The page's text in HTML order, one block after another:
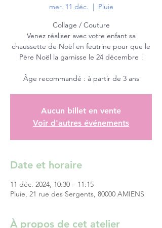
mer. 11 déc.
  |
Pluie
Collage / Couture
Venez réaliser avec votre enfant sa
chaussette de Noël en feutrine pour que le
Père Noël la garnisse le 24 décembre !
Âge recommandé : à partir de 3 ans
Aucun billet en vente
Voir d'autres événements
Date et horaire
11 déc. 2024, 10:30 – 11:15
Pluie, 21 rue des Sergents, 80000 AMIENS
À propos de cet atelier